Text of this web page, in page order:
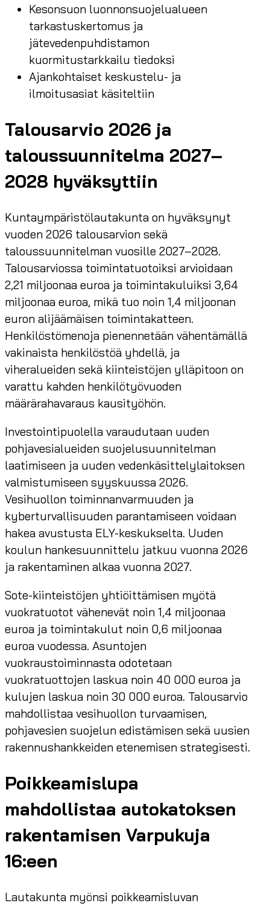
Kesonsuon luonnonsuojelualueen
tarkastuskertomus ja
jätevedenpuhdistamon
kuormitustarkkailu tiedoksi
Ajankohtaiset keskustelu- ja
ilmoitusasiat käsiteltiin
Talousarvio 2026 ja
taloussuunnitelma 2027–
2028 hyväksyttiin
Kuntaympäristölautakunta on hyväksynyt
vuoden 2026 talousarvion sekä
taloussuunnitelman vuosille 2027–2028.
Talousarviossa toimintatuotoiksi arvioidaan
2,21 miljoonaa euroa ja toimintakuluiksi 3,64
miljoonaa euroa, mikä tuo noin 1,4 miljoonan
euron alijäämäisen toimintakatteen.
Henkilöstömenoja pienennetään vähentämällä
vakinaista henkilöstöä yhdellä, ja
viheralueiden sekä kiinteistöjen ylläpitoon on
varattu kahden henkilötyövuoden
määrärahavaraus kausityöhön.
Investointipuolella varaudutaan uuden
pohjavesialueiden suojelusuunnitelman
laatimiseen ja uuden vedenkäsittelylaitoksen
valmistumiseen syyskuussa 2026.
Vesihuollon toiminnanvarmuuden ja
kyberturvallisuuden parantamiseen voidaan
hakea avustusta ELY-keskukselta. Uuden
koulun hankesuunnittelu jatkuu vuonna 2026
ja rakentaminen alkaa vuonna 2027.
Sote-kiinteistöjen yhtiöittämisen myötä
vuokratuotot vähenevät noin 1,4 miljoonaa
euroa ja toimintakulut noin 0,6 miljoonaa
euroa vuodessa. Asuntojen
vuokraustoiminnasta odotetaan
vuokratuottojen laskua noin 40 000 euroa ja
kulujen laskua noin 30 000 euroa. Talousarvio
mahdollistaa vesihuollon turvaamisen,
pohjavesien suojelun edistämisen sekä uusien
rakennushankkeiden etenemisen strategisesti.
Poikkeamislupa
mahdollistaa autokatoksen
rakentamisen Varpukuja
16:een
Lautakunta myönsi poikkeamisluvan